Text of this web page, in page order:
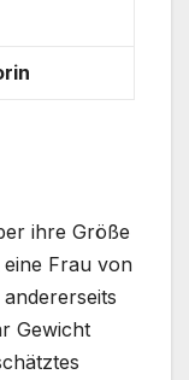
ihre Größe
Frau von
Gewicht